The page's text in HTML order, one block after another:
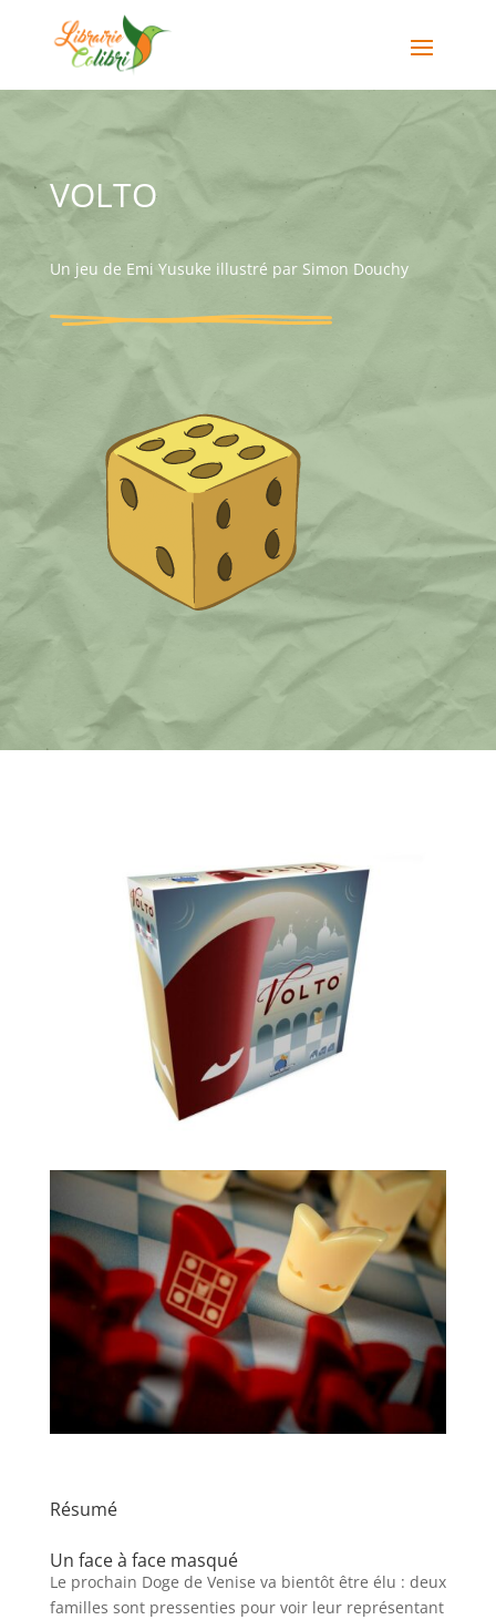
VOLTO
Un jeu de Emi Yusuke illustré par Simon Douchy
Résumé
Un face à face masqué
Le prochain Doge de Venise va bientôt être élu : deux
familles sont pressenties pour voir leur représentant